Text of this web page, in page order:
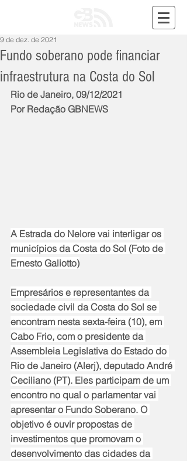
Fundo soberano pode financiar
infraestrutura na Costa do Sol
9 de dez. de 2021
Rio de Janeiro, 09/12/2021
Por Redação GBNEWS
A Estrada do Nelore vai interligar os
municípios da Costa do Sol (Foto de
Ernesto Galiotto)
Empresários e representantes da
sociedade civil da Costa do Sol se
encontram nesta sexta-feira (10), em
Cabo Frio, com o presidente da
Assembleia Legislativa do Estado do
Rio de Janeiro (Alerj), deputado André
Ceciliano (PT). Eles participam de um
encontro no qual o parlamentar vai
apresentar o Fundo Soberano. O
objetivo é ouvir propostas de
investimentos que promovam o
desenvolvimento das cidades da